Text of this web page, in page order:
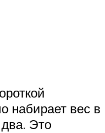
набирает вес в
Это